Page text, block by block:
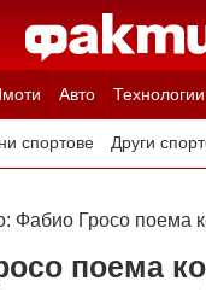
Авто Технологии
спортове Други
Фабио Гросо поема
поема